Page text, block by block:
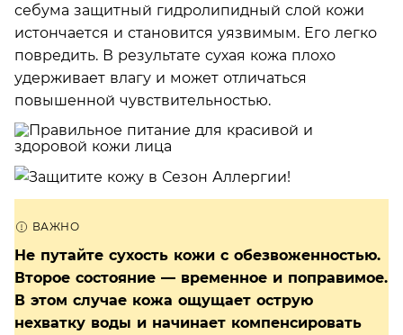
себума защитный гидролипидный слой кожи
истончается и становится уязвимым. Его легко
повредить. В результате сухая кожа плохо
удерживает влагу и может отличаться
повышенной чувствительностью.
Не путайте сухость кожи с обезвоженностью.
Второе состояние — временное и поправимое.
В этом случае кожа ощущает острую
нехватку воды и начинает компенсировать